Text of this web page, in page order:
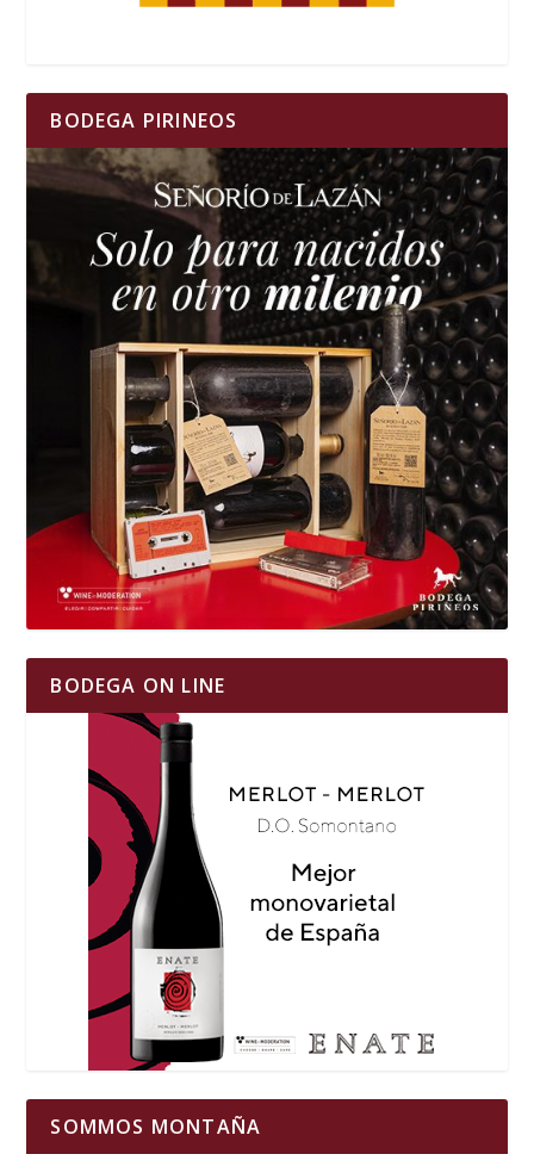
BODEGA PIRINEOS
BODEGA ON LINE
SOMMOS MONTAÑA